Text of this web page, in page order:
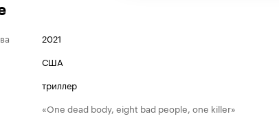
2021
США
триллер
«One dead body, eight bad people, one killer»